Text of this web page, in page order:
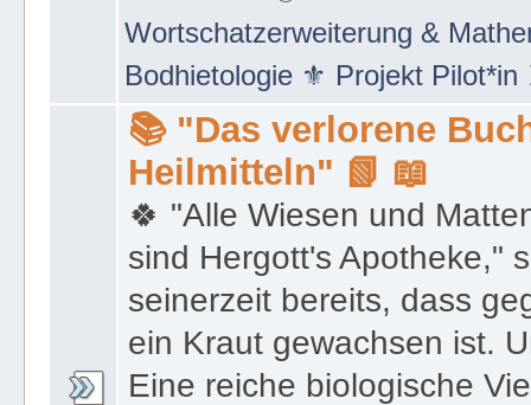
Wortschatzerweiterung &
Bodhietologie ⚜ Projekt
📚 "Das verlorene
Heilmitteln" 📗 📖
🍀 "Alle Wiesen und
sind Hergott's Apotheke,"
seinerzeit bereits, dass
ein Kraut gewachsen ist.
Eine reiche biologische